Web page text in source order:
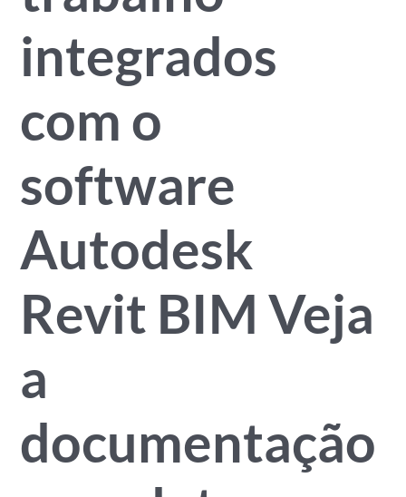
integrados
com o
software
Autodesk
Revit BIM Veja
a
documentação